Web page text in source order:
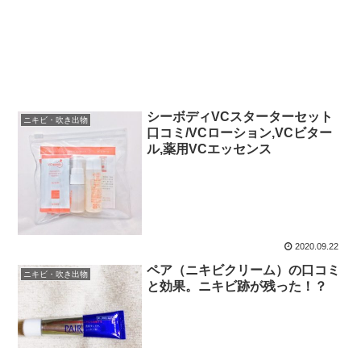
ニキビ・吹き出物
シーボディVCスターターセット
口コミ/VCローション,VCビター
ル,薬用VCエッセンス
2020.09.22
ニキビ・吹き出物
ペア（ニキビクリーム）の口コミ
と効果。ニキビ跡が残った！？